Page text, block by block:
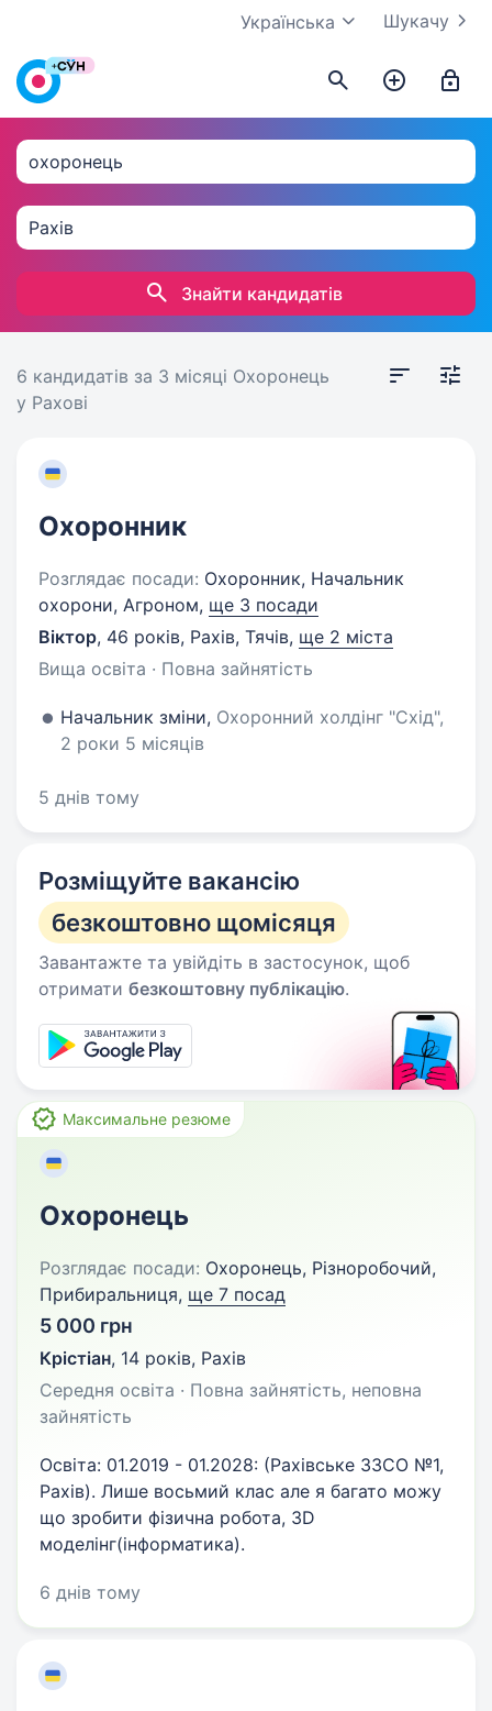
Шукачу
Українська
Знайти кандидатів
6 кандидатів за 3 місяці Охоронець
у Рахові
Охоронник
Розглядає посади: Охоронник, Начальник
охорони, Агроном, ще 3 посади
Віктор, 46 років, Рахів, Тячів, ще 2 міста
Вища освіта · Повна зайнятість
Начальник зміни, Охоронний холдінг "Схід",
2 роки 5 місяців
5 днів тому
Розміщуйте вакансію
безкоштовно щомісяця
Завантажте та увійдіть в застосунок, щоб
отримати безкоштовну публікацію.
Максимальне резюме
Охоронець
Розглядає посади: Охоронець, Різноробочий,
Прибиральниця, ще 7 посад
5 000 грн
Крістіан, 14 років, Рахів
Середня освіта · Повна зайнятість, неповна
зайнятість
Освіта: 01.2019 - 01.2028: (Рахівське ЗЗСО №1,
Рахів). Лише восьмий клас але я багато можу
що зробити фізична робота, 3D
моделінг(інформатика).
6 днів тому